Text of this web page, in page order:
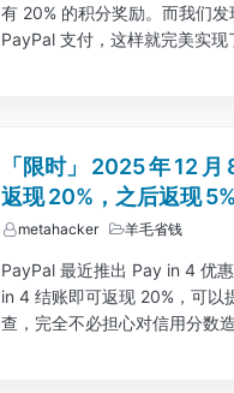
有 20% 的积分奖励。而我们
PayPal 支付，这样就完美实
「限时」 2025 年 12
返现 20%，之后返现 5%
metahacker 羊毛省钱
PayPal 最近推出 Pay in 4 优
in 4 结账即可返现 20%，可以
查，完全不必担心对信用分数